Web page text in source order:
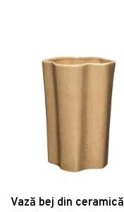
Vază bej din ceramică